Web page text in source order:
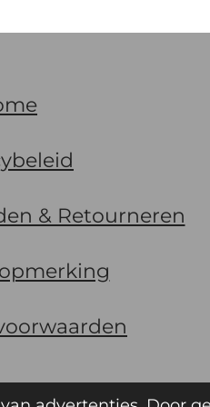
& Retourneren